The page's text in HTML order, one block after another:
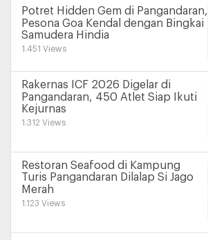
Potret Hidden Gem di Pangandaran,
Pesona Goa Kendal dengan Bingkai
Samudera Hindia
1.451 Views
Rakernas ICF 2026 Digelar di
Pangandaran, 450 Atlet Siap Ikuti
Kejurnas
1.312 Views
Restoran Seafood di Kampung
Turis Pangandaran Dilalap Si Jago
Merah
1.123 Views